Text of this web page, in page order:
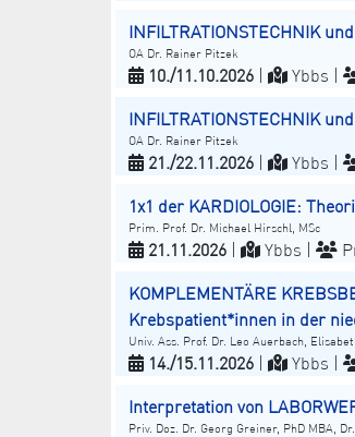
INFILTRATIONSTECHNIK
OA Dr. Rainer Pitzek
10./11.10.2026 | Ybbs |
INFILTRATIONSTECHNIK
OA Dr. Rainer Pitzek
21./22.11.2026 | Ybbs |
1x1 der KARDIOLOGIE:
Prim. Prof. Dr. Michael Hirschl, MSc
21.11.2026 | Ybbs |
KOMPLEMENTÄRE
Krebspatient*innen in der
Univ. Ass. Prof. Dr. Leo Auerbach,
14./15.11.2026 | Ybbs |
Interpretation von
Priv. Doz. Dr. Georg Greiner, PhD MBA,